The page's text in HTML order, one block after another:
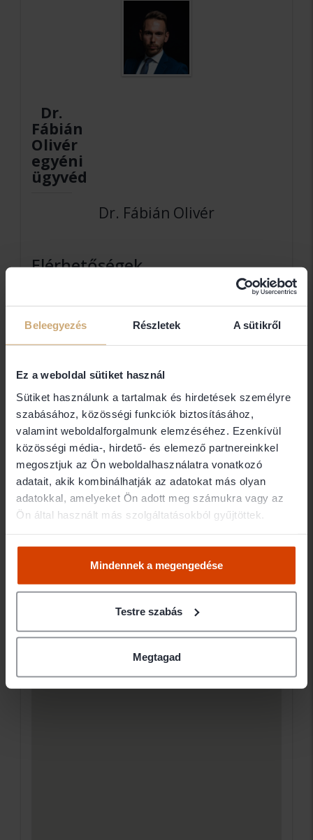
Beleegyezés Részletek A sütikről
Ez a weboldal sütiket használ
Sütiket használunk a tartalmak és hirdetések személyre
szabásához, közösségi funkciók biztosításához,
valamint weboldalforgalmunk elemzéséhez. Ezenkívül
közösségi média-, hirdető- és elemező partnereinkkel
megosztjuk az Ön weboldalhasználatra vonatkozó
adatait, akik kombinálhatják az adatokat más olyan
adatokkal, amelyeket Ön adott meg számukra vagy az
Ön által használt más szolgáltatásokból gyűjtöttek.
Mindennek a megengedése
Testre szabás
Megtagad
Dr.
Fábián
Olivér
egyéni
ügyvéd
Dr. Fábián Olivér
Elérhetőségek
+36 70 804 28 24
fabian@fabianlaw.hu
Saját irodában (belváros) előzetes megbeszélés
szerint, illetve rugalmasan irodán kívül is az ügyfél
igényeinek megfelelően. Kapcsolattartás
lehetséges továbbá Skype, WhatsApp, Viber és
egyéb csatornákon is.